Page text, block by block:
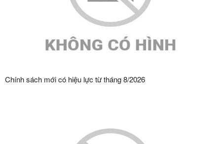
Chính sách mới có hiệu lực từ tháng 8/2026